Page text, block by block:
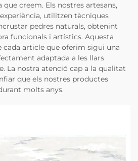
que creem. Els nostres artesans,
utilitzen tècniques
pedres naturals, obtenint
funcionals i artístics. Aquesta
cada article que oferim sigui una
adaptada a les llars
La nostra atenció cap a la qualitat
que els nostres productes
molts anys.